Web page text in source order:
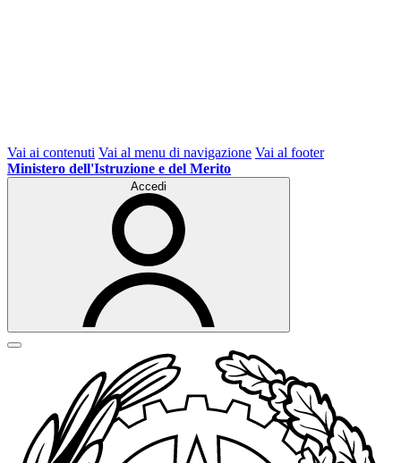
Vai ai contenuti Vai al menu di navigazione Vai al footer
Ministero dell'Istruzione e del Merito
Accedi